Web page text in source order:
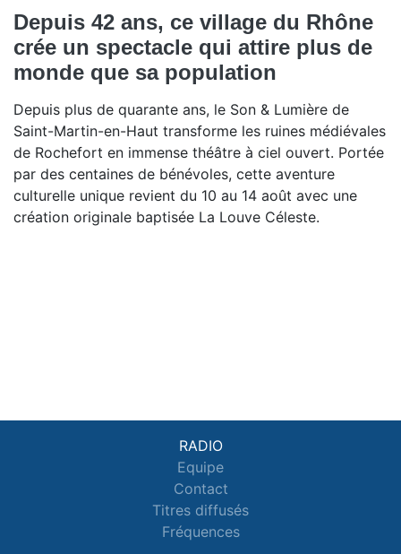
Depuis 42 ans, ce village du Rhône
crée un spectacle qui attire plus de
monde que sa population
Depuis plus de quarante ans, le Son & Lumière de
Saint-Martin-en-Haut transforme les ruines médiévales
de Rochefort en immense théâtre à ciel ouvert. Portée
par des centaines de bénévoles, cette aventure
culturelle unique revient du 10 au 14 août avec une
création originale baptisée La Louve Céleste.
RADIO
Equipe
Contact
Titres diffusés
Fréquences